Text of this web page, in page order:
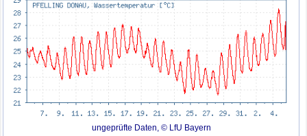
ungeprüfte Daten, © LfU Bayern